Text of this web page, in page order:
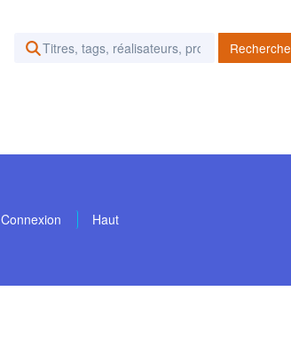
Rechercher des vidéos ou des podcastsRecherche
Connexion Haut